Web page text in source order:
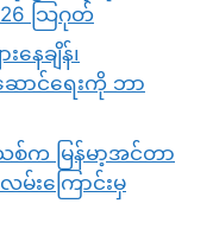
သြဂုတ်
ေချိန်၊
ောင်ရေးကို ဘာ
သစ်က မြန်မာ့အင်တာ
းကြောင်းမှ